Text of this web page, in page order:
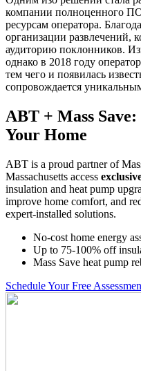
компании полноценного
ресурсам оператора.
организации развлечений,
аудиторию поклонников.
однако в 2018 году
тем чего и появилась
сопровождается
ABT + Mass
Your Home
ABT is a proud partner of
Massachusetts access
insulation and heat pump
improve home comfort, and
expert-installed solutions.
No-cost home energy
Up to 75-100% off
Mass Save heat pump
Schedule Your Free